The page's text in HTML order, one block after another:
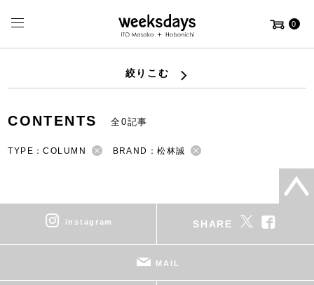
0
絞りこむ
CONTENTS 全0記事
TYPE：COLUMN BRAND：松林誠
instagram SHARE
MAIL